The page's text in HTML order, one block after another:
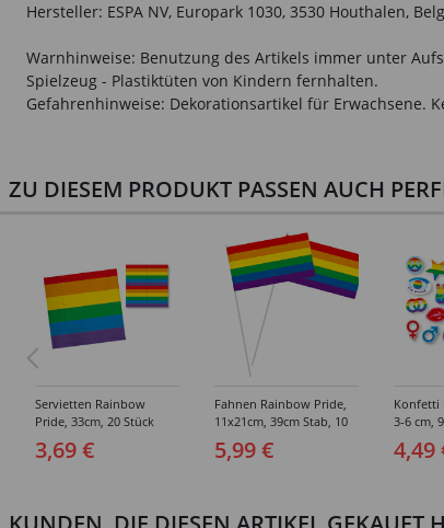
Hersteller: ESPA NV, Europark 1030, 3530 Houthalen,
Warnhinweise: Benutzung des Artikels immer unter
Spielzeug - Plastiktüten von Kindern fernhalten.
Gefahrenhinweise: Dekorationsartikel für Erwachsene.
ZU DIESEM PRODUKT PASSEN AUCH
Servietten Rainbow
Pride, 33cm, 20 Stück
3,69 €
Fahnen Rainbow Pride,
11x21cm, 39cm Stab, 10
Stück
5,99 €
Konfetti
3-6 cm,
4,49